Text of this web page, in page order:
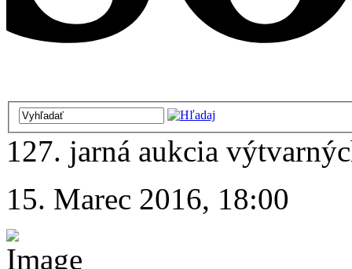
127. jarná aukcia
15. Marec 2016, 18:00